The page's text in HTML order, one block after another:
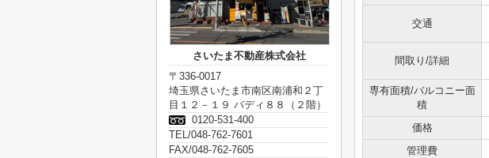
交通
間取り/詳細
専有面積/バルコニー面
積
価格
管理費
さいたま不動産株式会社
〒336-0017
埼玉県さいたま市南区南浦和２丁
目１２－１９ バディ８８（２階）
0120-531-400
TEL/048-762-7601
FAX/048-762-7605